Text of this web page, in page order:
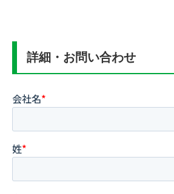
詳細・お問い合わせ